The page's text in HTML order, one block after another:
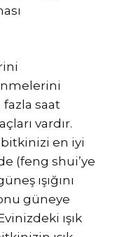
saat
vardır.
bitkinizi en iyi
(feng shui’ye
ışığını
güneye
ışık